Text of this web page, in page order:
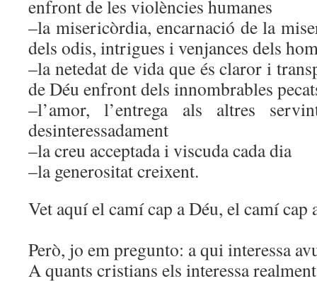
enfront de les violències humanes
–la misericòrdia, encarnació de la
dels odis, intrigues i venjances dels
–la netedat de vida que és claror i
de Déu enfront dels innombrables
–l’amor, l’entrega als altres
desinteressadament
–la creu acceptada i viscuda cada dia
–la generositat creixent.
Vet aquí el camí cap a Déu, el camí cap
Però, jo em pregunto: a qui interessa
A quants cristians els interessa